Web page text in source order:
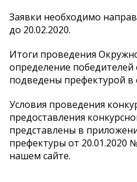
Заявки необходимо
до 20.02.2020.
Итоги проведения
определение победителей
подведены префектурой в
Условия проведения
предоставления
представлены в
префектуры от 20.01.2020
нашем сайте.